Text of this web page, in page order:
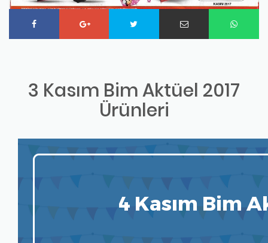
3 Kasım Bim Aktüel 2017
Ürünleri